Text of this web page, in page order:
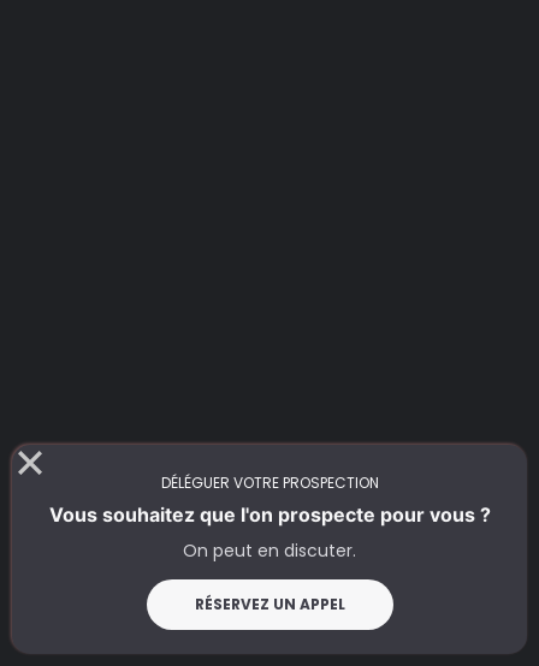
DÉLÉGUER VOTRE PROSPECTION
Vous souhaitez que l'on prospecte pour vous ?
On peut en discuter.
RÉSERVEZ UN APPEL